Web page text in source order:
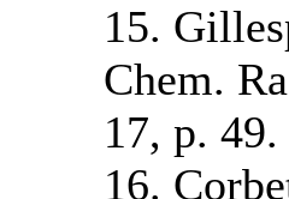
15.
Chem.
17, p. 49.
16.